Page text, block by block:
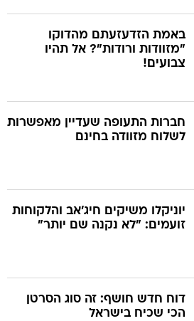
באמת הזדעזעתם מהדוקו
"מזוודות ורודות"? אל תהיו
צבועים!
חברות התעופה שעדיין מאפשרות
לשלוח מזוודה בחינם
יוניקלו משיקים חיג'אב והלקוחות
זועמים: "לא נקנה שם יותר"
דוח חדש חושף: זה סוג הסרטן
הכי שכיח בישראל